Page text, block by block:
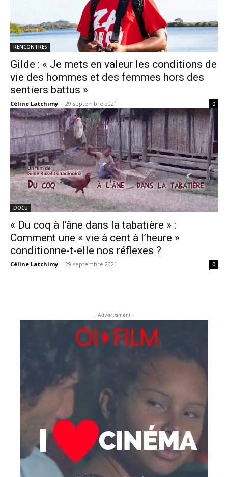
RENCONTRES
Gilde : « Je mets en valeur les conditions de
vie des hommes et des femmes hors des
sentiers battus »
Céline Latchimy - 29 septembre 2021 0
DOCU
« Du coq à l’âne dans la tabatière » :
Comment une « vie à cent à l’heure »
conditionne-t-elle nos réflexes ?
Céline Latchimy - 29 septembre 2021 0
- Advertisment -